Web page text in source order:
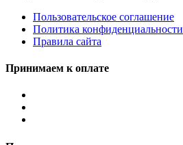
Пользовательское соглашение
Политика конфиденциальности
Правила сайта
Принимаем к оплате